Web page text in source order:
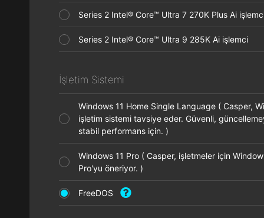
Series 2 Intel® Core™ Ultra 7 270K Plus Ai
Series 2 Intel® Core™ Ultra 9 285K Ai işlemci
İşletim Sistemi
Windows 11 Home Single Language ( Casper,
işletim sistemi tavsiye eder. Güvenli,
stabil performans için. )
Windows 11 Pro ( Casper, işletmeler için
Pro'yu öneriyor. )
FreeDOS